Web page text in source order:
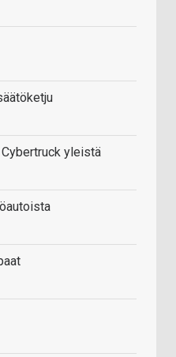
Cybertruck yleistä